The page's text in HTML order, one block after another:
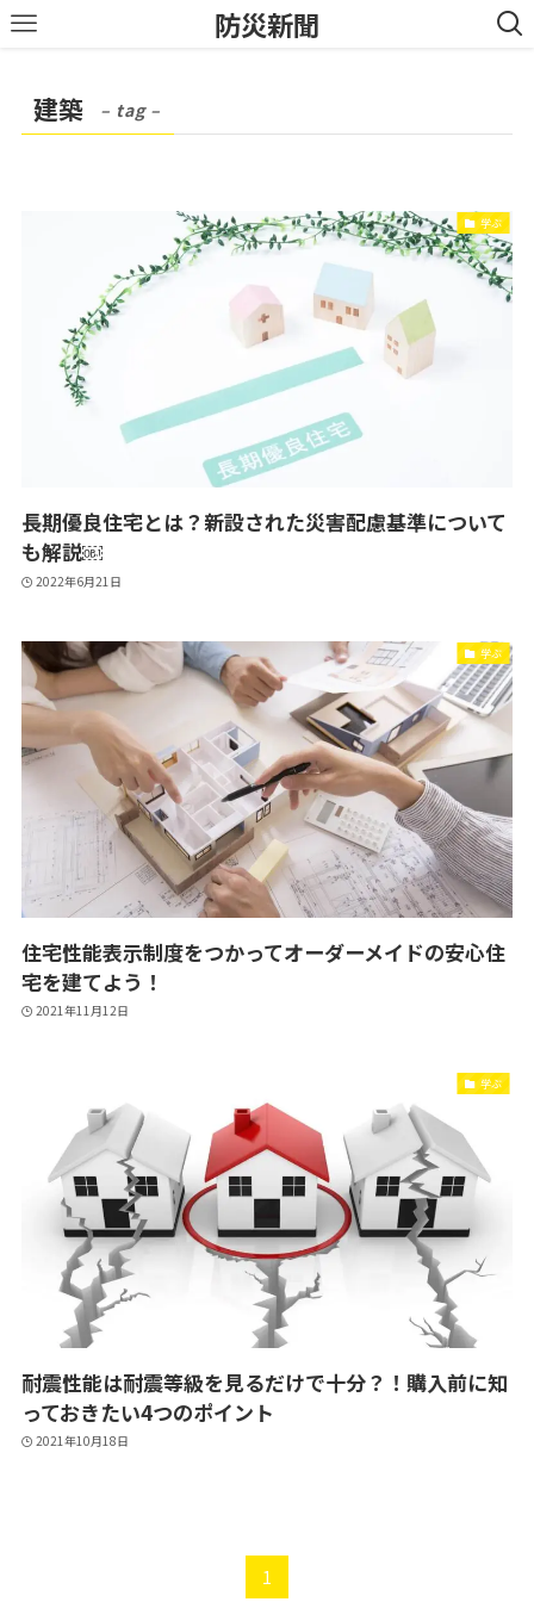
防災新聞
建築 – tag –
学ぶ
長期優良住宅とは？新設された災害配慮基準について
も解説￼
2022年6月21日
学ぶ
住宅性能表示制度をつかってオーダーメイドの安心住
宅を建てよう！
2021年11月12日
学ぶ
耐震性能は耐震等級を見るだけで十分？！購入前に知
っておきたい4つのポイント
2021年10月18日
1